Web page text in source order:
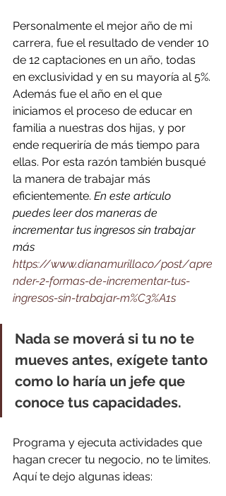
Personalmente el mejor año de mi
carrera, fue el resultado de vender 10
de 12 captaciones en un año, todas
en exclusividad y en su mayoría al 5%.
Además fue el año en el que
iniciamos el proceso de educar en
familia a nuestras dos hijas, y por
ende requeriría de más tiempo para
ellas. Por esta razón también busqué
la manera de trabajar más
eficientemente. En este artículo
puedes leer dos maneras de
incrementar tus ingresos sin trabajar
más
https://www.dianamurillo.co/post/apre
nder-2-formas-de-incrementar-tus-
ingresos-sin-trabajar-m%C3%A1s
Nada se moverá si tu no te
mueves antes, exígete tanto
como lo haría un jefe que
conoce tus capacidades.
Programa y ejecuta actividades que
hagan crecer tu negocio, no te limites.
Aquí te dejo algunas ideas: